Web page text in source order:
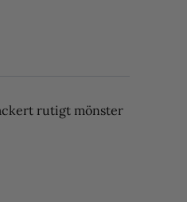
rutigt mönster